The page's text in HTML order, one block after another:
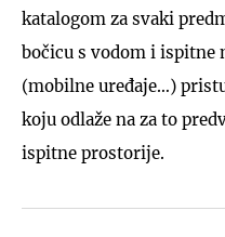
katalogom za svaki
bočicu s vodom i ispitne
(mobilne uređaje…)
koju odlaže na za to
ispitne prostorije.